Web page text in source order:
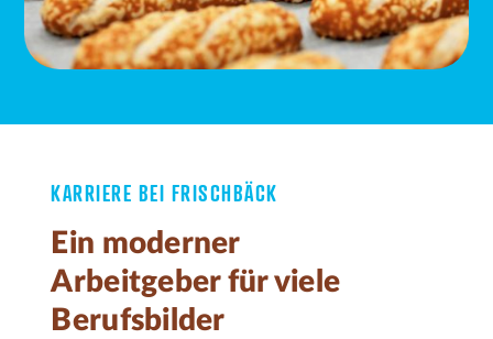
KARRIERE BEI FRISCHBÄCK
Ein moderner
Arbeitgeber für viele
Berufsbilder